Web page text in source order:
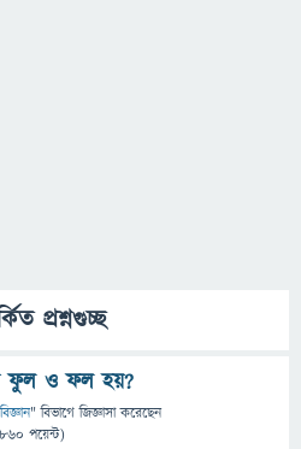
প্রশ্নগুচ্ছ
ফুল ও ফল হয়?
" বিভাগে জিজ্ঞাসাকরেছেন
পয়েন্ট)